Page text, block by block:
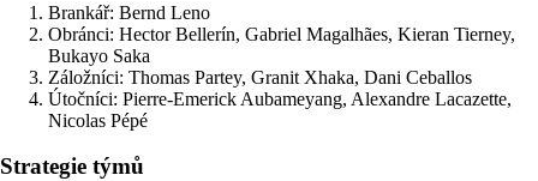
Brankář: Bernd Leno
Obránci: Hector Bellerín, Gabriel Magalhães, Kieran Tierney,
Bukayo Saka
Záložníci: Thomas Partey, Granit Xhaka, Dani Ceballos
Útočníci: Pierre-Emerick Aubameyang, Alexandre Lacazette,
Nicolas Pépé
Strategie týmů